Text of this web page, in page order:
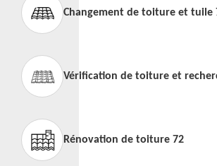
Changement de toiture et tuile
Vérification de toiture et
Rénovation de toiture 72